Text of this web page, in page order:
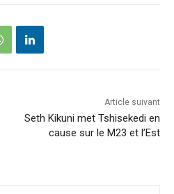
Article suivant
Seth Kikuni met Tshisekedi en
cause sur le M23 et l’Est